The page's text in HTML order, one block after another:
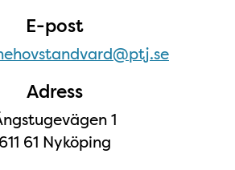
E-post
Adress
1
611 61 Nyköping